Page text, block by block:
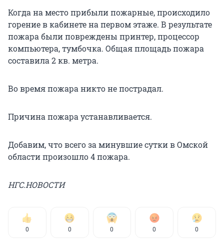
Когда на место прибыли пожарные, происходило
горение в кабинете на первом этаже. В результате
пожара были повреждены принтер, процессор
компьютера, тумбочка. Общая площадь пожара
составила 2 кв. метра.
Во время пожара никто не пострадал.
Причина пожара устанавливается.
Добавим, что всего за минувшие сутки в Омской
области произошло 4 пожара.
НГС.НОВОСТИ
0 0 0 0 0